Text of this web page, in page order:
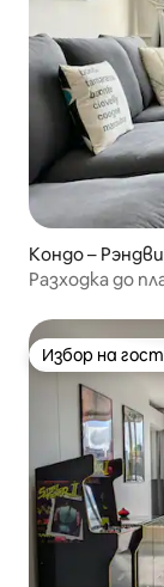
Кондо –
Разходка до
Избор на
Избор на